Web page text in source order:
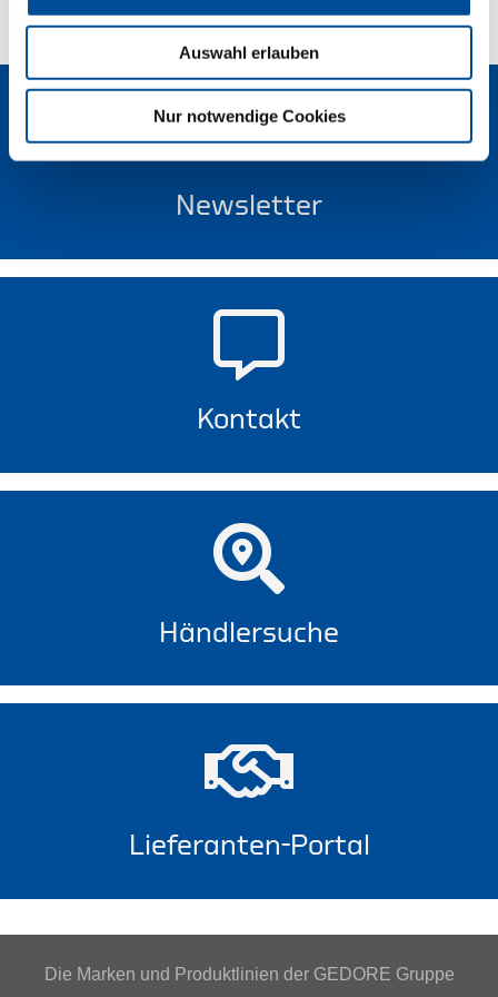
Auswahl erlauben
Nur notwendige Cookies
Newsletter
Kontakt
Händlersuche
Lieferanten-Portal
Die Marken und Produktlinien der GEDORE Gruppe